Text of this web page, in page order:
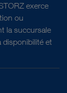
exerce
ou
la succursale
disponibilité et